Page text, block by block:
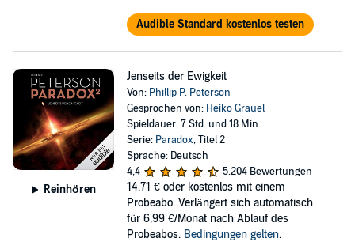
Audible Standard kostenlos testen
Reinhören
Jenseits der Ewigkeit
Von: Phillip P. Peterson
Gesprochen von: Heiko Grauel
Spieldauer: 7 Std. und 18 Min.
Serie: Paradox, Titel 2
Sprache: Deutsch
4,4
5.204 Bewertungen
14,71 € oder kostenlos mit einem
Probeabo. Verlängert sich automatisch
für 6,99 €/Monat nach Ablauf des
Probeabos. Bedingungen gelten.